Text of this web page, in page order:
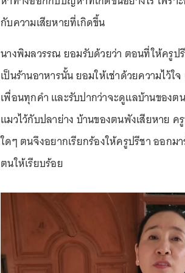
กับความเสียหายที่เกิดขึ้น
นางพิมลวรรณ ยอมรับด้วยว่า ตอนที่ให้ครูป
เป็นร้านอาหารนั้น ยอมให้เช่าด้วยความไว้
เพื่อนทุกคำ และรับปากว่าจะดูแลบ้านของ
แมวไว้กับปลาย่าง บ้านของตนพังเสียหาย
ใดๆ ตนจึงอยากเรียกร้องให้ครูปรีชา ออก
ตนให้เรียบร้อย